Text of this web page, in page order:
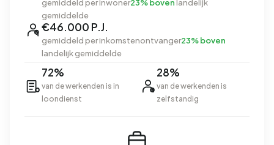
gemiddeld per inwoner23% bovenlandelijk
gemiddelde
€46.000 P.J.
gemiddeld per inkomstenontvanger23% boven
landelijk gemiddelde
72%
van de werkenden is in
loondienst
28%
van de werkenden is
zelfstandig